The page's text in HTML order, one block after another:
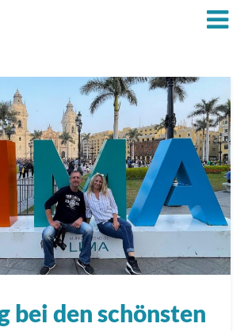
bei den schönsten